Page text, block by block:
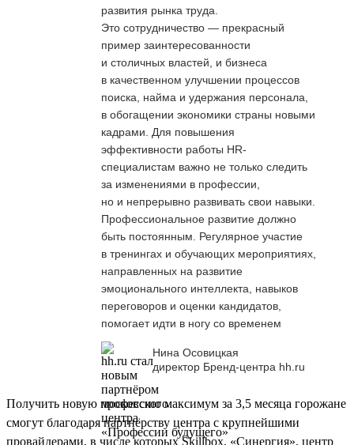
развития рынка труда.
Это сотрудничество — прекрасный
пример заинтересованности
и столичных властей, и бизнеса
в качественном улучшении процессов
поиска, найма и удержания персонала,
в обогащении экономики страны новыми
кадрами. Для повышения
эффективности работы HR-
специалистам важно не только следить
за изменениями в профессии,
но и непрерывно развивать свои навыки.
Профессиональное развитие должно
быть постоянным. Регулярное участие
в тренингах и обучающих мероприятиях,
направленных на развитие
эмоционального интеллекта, навыков
переговоров и оценки кандидатов,
помогает идти в ногу со временем
Нина Осовицкая
директор Бренд-центра hh.ru
Получить новую профессию максимум за 3,5 месяца горожане
смогут благодаря партнёрству центра с крупнейшими
провайдерами, в числе которых Skillbox, «Синергия», центр